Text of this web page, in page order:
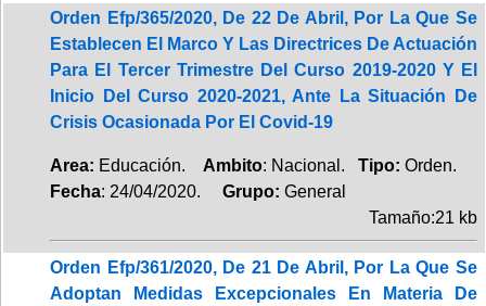
Orden Efp/365/2020, De 22 De Abril, Por La Que Se
Establecen El Marco Y Las Directrices De Actuación
Para El Tercer Trimestre Del Curso 2019-2020 Y El
Inicio Del Curso 2020-2021, Ante La Situación De
Crisis Ocasionada Por El Covid-19
Area: Educación. Ambito: Nacional. Tipo: Orden.
Fecha: 24/04/2020. Grupo: General
Tamaño:21 kb
Orden Efp/361/2020, De 21 De Abril, Por La Que Se
Adoptan Medidas Excepcionales En Materia De